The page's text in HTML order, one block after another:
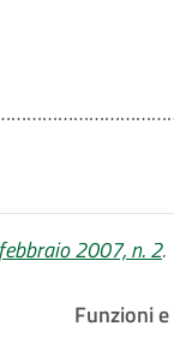
2007, n. 2.
Funzioni